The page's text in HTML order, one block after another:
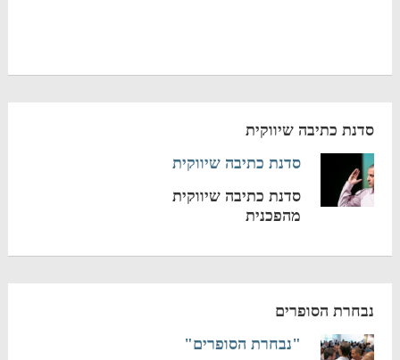
סדנת כתיבה שיווקית
סדנת כתיבה שיווקית
סדנת כתיבה שיווקית
מהפכנית
נבחרת הסופרים
"נבחרת הסופרים"